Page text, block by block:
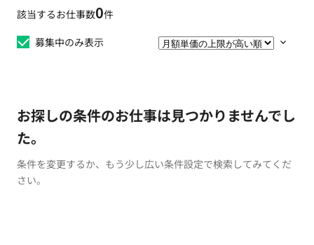
該当するお仕事数0件
募集中のみ表示
お探しの条件のお仕事は見つかりませんでし
た。
条件を変更するか、もう少し広い条件設定で検索してみてくだ
さい。